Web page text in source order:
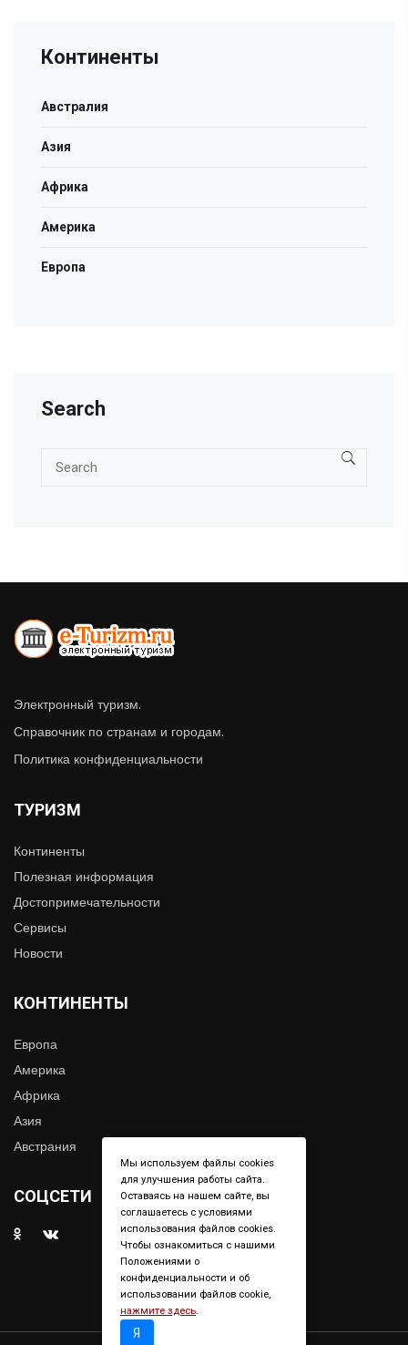
Континенты
Австралия
Азия
Африка
Америка
Европа
Search
Электронный туризм.
Справочник по странам и городам.
Политика конфиденциальности
ТУРИЗМ
Континенты
Полезная информация
Достопримечательности
Сервисы
Новости
КОНТИНЕНТЫ
Европа
Америка
Африка
Азия
Австрания
СОЦСЕТИ
Мы используем файлы cookies
для улучшения работы сайта.
Оставаясь на нашем сайте, вы
соглашаетесь с условиями
использования файлов cookies.
Чтобы ознакомиться с нашими
Положениями о
конфиденциальности и об
использовании файлов cookie,
нажмите здесь.
Я